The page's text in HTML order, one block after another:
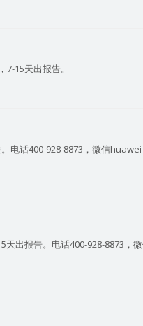
15天出报告。
电话400-928-8873，微信
出报告。电话400-928-8873，